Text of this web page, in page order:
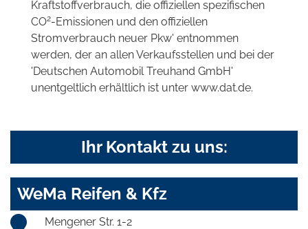
Kraftstoffverbrauch, die offiziellen spezifischen
CO2-Emissionen und den offiziellen
Stromverbrauch neuer Pkw' entnommen
werden, der an allen Verkaufsstellen und bei der
'Deutschen Automobil Treuhand GmbH'
unentgeltlich erhältlich ist unter www.dat.de.
Ihr Kontakt zu uns:
WeMa Reifen & Kfz
Mengener Str. 1-2